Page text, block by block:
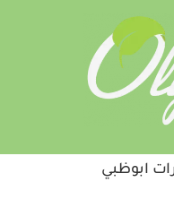
ابوظبي